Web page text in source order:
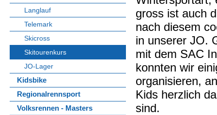
Langlauf
Telemark
Skicross
Skitourenkurs
JO-Lager
Kidsbike
Regionalrennsport
Volksrennen - Masters
gross ist auch
nach diesem
in unserer JO.
mit dem SAC
konnten wir
organisieren,
Kids herzlich
sind.